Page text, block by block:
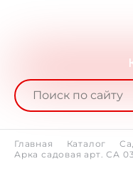
Главная Каталог
Арка садовая арт. СА 03